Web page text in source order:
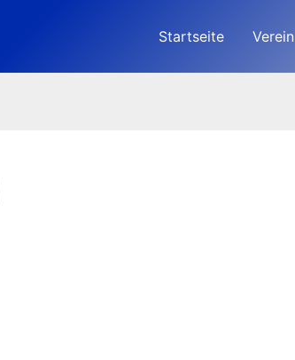
Startseite Verein